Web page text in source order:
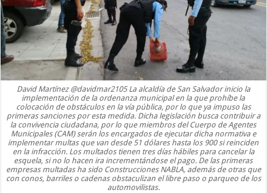
David Martínez @davidmar2105 La alcaldía de San Salvador inicio la
implementación de la ordenanza municipal en la que prohíbe la
colocación de obstáculos en la vía pública, por lo que ya impuso las
primeras sanciones por esta medida. Dicha legislación busca contribuir a
la convivencia ciudadana, por lo que miembros del Cuerpo de Agentes
Municipales (CAM) serán los encargados de ejecutar dicha normativa e
implementar multas que van desde 51 dólares hasta los 900 si reinciden
en la infracción. Los multados tienen tres días hábiles para cancelar la
esquela, si no lo hacen ira incrementándose el pago. De las primeras
empresas multadas ha sido Construcciones NABLA, además de otras que
con conos, barriles o cadenas obstaculizan el libre paso o parqueo de los
automovilistas.